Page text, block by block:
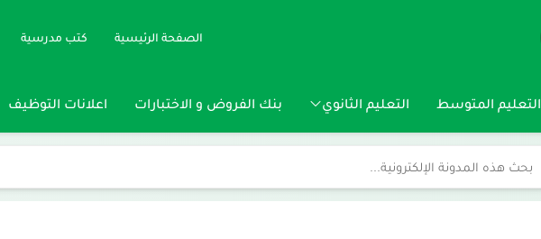
الصفحة الرئيسية كتب مدرسية
التعليم المتوسط التعليم الثانوي بنك الفروض و الاختبارات اعلانات التوظيف